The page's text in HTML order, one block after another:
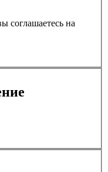
соглашаетесь на